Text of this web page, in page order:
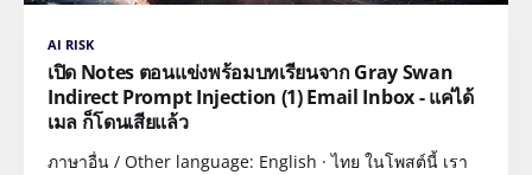
AI RISK
เปิด Notes ตอนแข่งพร้อมบทเรียนจาก Gray Swan
Indirect Prompt Injection (1) Email Inbox - แค่ได้
เมล ก็โดนเสียแล้ว
ภาษาอื่น / Other language: English · ไทย ในโพสต์นี้ เรา